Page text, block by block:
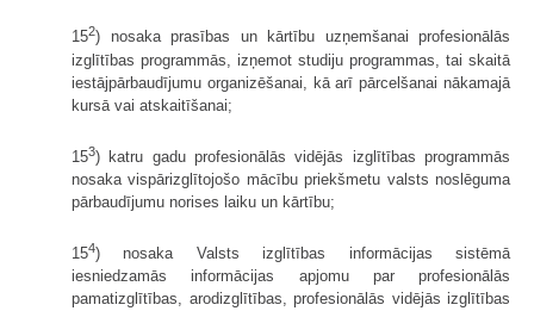
152) nosaka prasības un kārtību uzņemšanai profesionālās
izglītības programmās, izņemot studiju programmas, tai skaitā
iestājpārbaudījumu organizēšanai, kā arī pārcelšanai nākamajā
kursā vai atskaitīšanai;
153) katru gadu profesionālās vidējās izglītības programmās
nosaka vispārizglītojošo mācību priekšmetu valsts noslēguma
pārbaudījumu norises laiku un kārtību;
154) nosaka Valsts izglītības informācijas sistēmā
iesniedzamās informācijas apjomu par profesionālās
pamatizglītības, arodizglītības, profesionālās vidējās izglītības